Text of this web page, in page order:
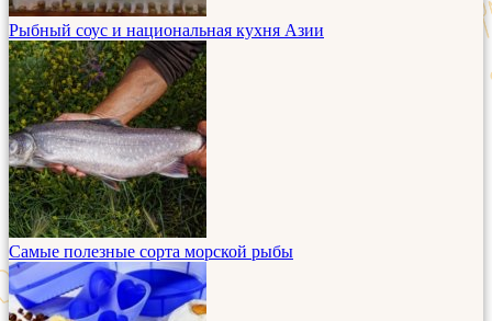
Рыбный соус и национальная кухня Азии
Самые полезные сорта морской рыбы